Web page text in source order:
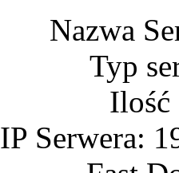
Nazwa
Typ
Ilość
IP Serwera: